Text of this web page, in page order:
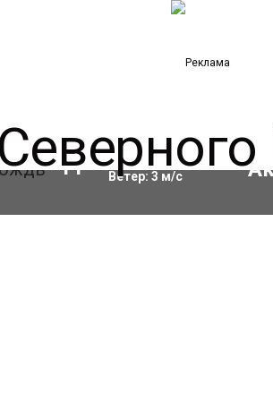
11°C Влажность:90%
Ветер: 3 м/с